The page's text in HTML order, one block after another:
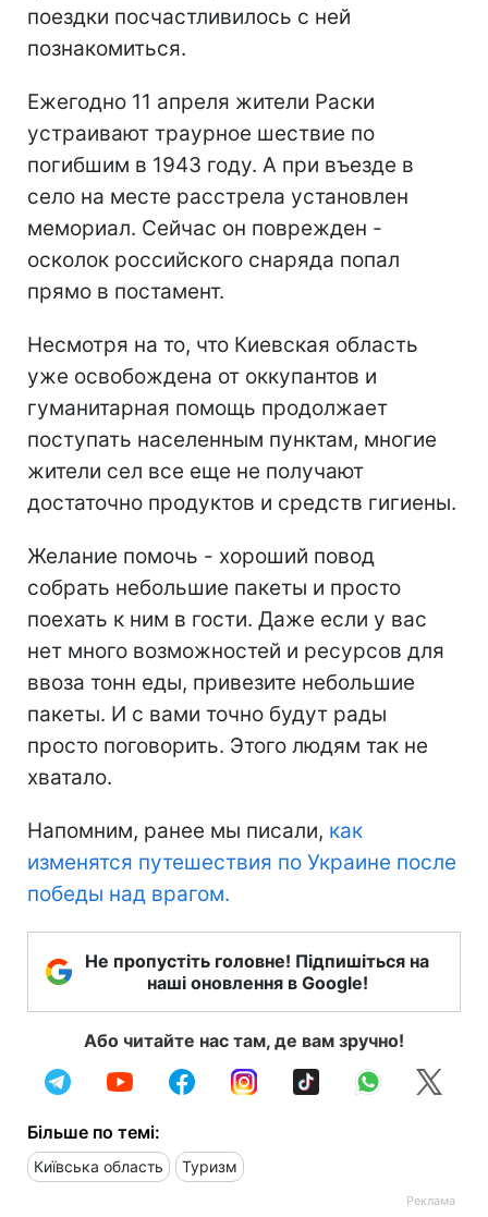
поездки посчастливилось с ней
познакомиться.
Ежегодно 11 апреля жители Раски
устраивают траурное шествие по
погибшим в 1943 году. А при въезде в
село на месте расстрела установлен
мемориал. Сейчас он поврежден -
осколок российского снаряда попал
прямо в постамент.
Несмотря на то, что Киевская область
уже освобождена от оккупантов и
гуманитарная помощь продолжает
поступать населенным пунктам, многие
жители сел все еще не получают
достаточно продуктов и средств гигиены.
Желание помочь - хороший повод
собрать небольшие пакеты и просто
поехать к ним в гости. Даже если у вас
нет много возможностей и ресурсов для
ввоза тонн еды, привезите небольшие
пакеты. И с вами точно будут рады
просто поговорить. Этого людям так не
хватало.
Напомним, ранее мы писали, как
изменятся путешествия по Украине после
победы над врагом.
Не пропустіть головне! Підпишіться на
наші оновлення в Google!
Або читайте нас там, де вам зручно!
Більше по темі:
Київська область Туризм